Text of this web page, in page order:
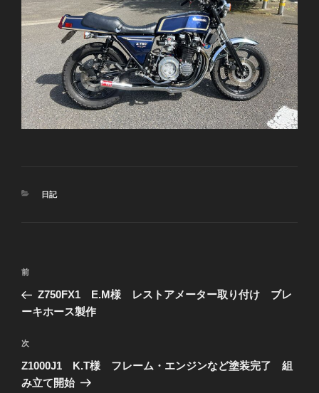
カ
日記
投
ナ
ゲ
ー
シ
前
の
前
Z750FX1 E.M様 レストアメーター取り付け ブレ
ーキホース製作
次
の
投
次
Z1000J1 K.T様 フレーム・エンジンなど塗装完了 組
み立て開始